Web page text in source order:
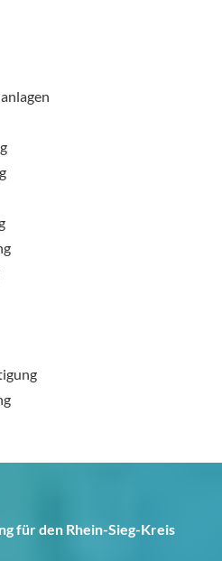
für den Rhein-Sieg-Kreis